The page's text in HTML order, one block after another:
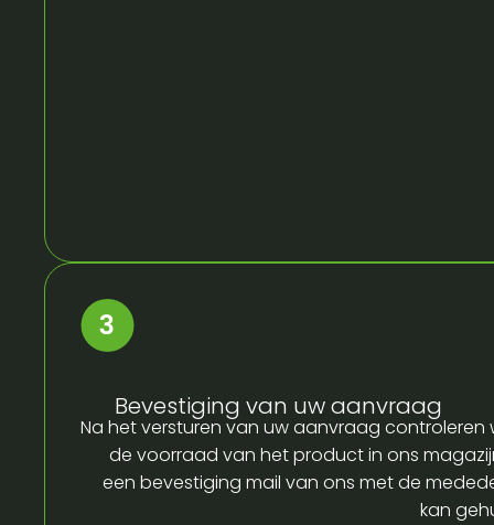
Bevestiging van uw aanvraag
Na het versturen van uw aanvraag controleren
de voorraad van het product in ons
een bevestiging mail van ons met de
kan